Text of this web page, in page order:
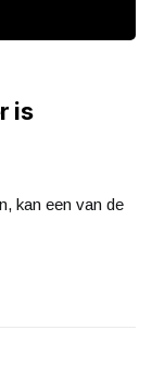
is
kan een van de